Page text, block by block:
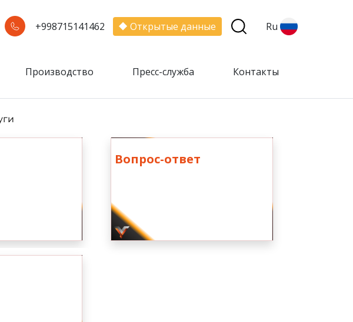
+998715141462 Открытые данные Ru
Производство Пресс-служба Контакты
Вопрос-ответ